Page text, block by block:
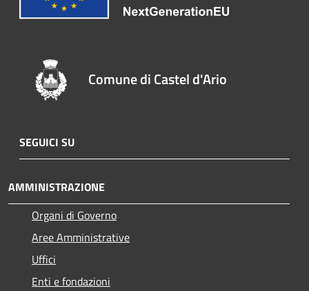
Comune di Castel d'Ario
SEGUICI SU
AMMINISTRAZIONE
Organi di Governo
Aree Amministrative
Uffici
Enti e fondazioni